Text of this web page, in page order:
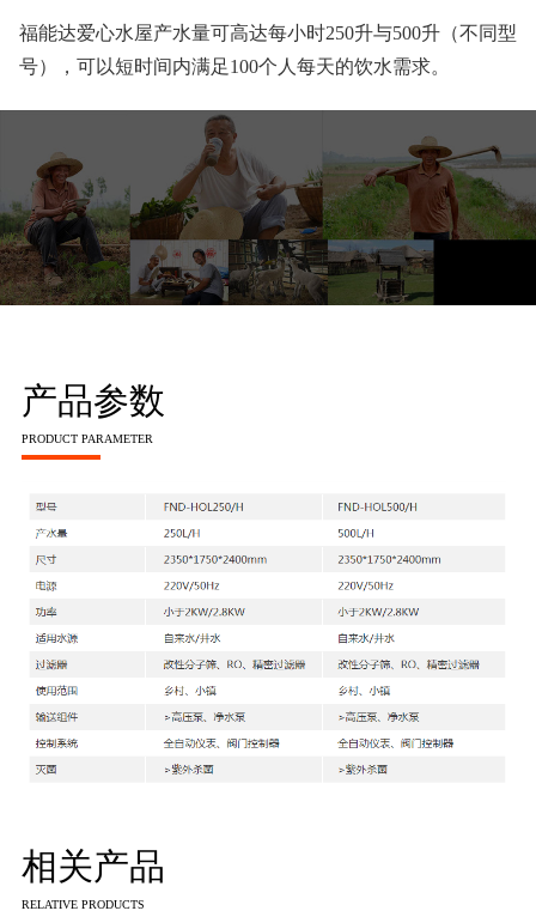
福能达爱心水屋产水量可高达每小时250升与500升（不同型
号），可以短时间内满足100个人每天的饮水需求。
产品参数
PRODUCT PARAMETER
相关产品
RELATIVE PRODUCTS